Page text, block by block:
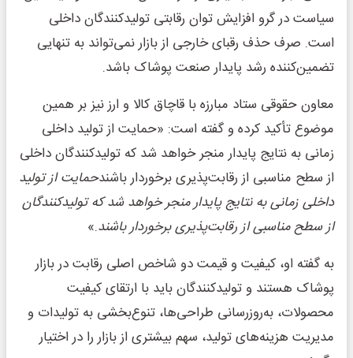
سیاست در گرو افزایش توان رقابتی تولیدکنندگان داخلی
است. صرف حذف رقبای خارجی از بازار نمی‌تواند به تنهایی
تضمین‌کننده رشد پایدار صنعت پوشاک باشد.
معاون حقوقی ستاد مبارزه با قاچاق کالا و ارز نیز بر همین
موضوع تأکید کرده و گفته است: «حمایت از تولید داخلی
زمانی به نتایج پایدار منجر خواهد شد که تولیدکنندگان داخلی
از سطح مناسبی از رقابت‌پذیری برخوردار باشندحمایت از تولید
داخلی زمانی به نتایج پایدار منجر خواهد شد که تولیدکنندگان
از سطح مناسبی از رقابت‌پذیری برخوردار باشند.»
به گفته او، کیفیت و قیمت دو شاخص اصلی رقابت در بازار
پوشاک هستند و تولیدکنندگان باید با ارتقای کیفیت
محصولات، به‌روزرسانی طراحی‌ها، تنوع‌بخشی به تولیدات و
مدیریت هزینه‌های تولید، سهم بیشتری از بازار را در اختیار